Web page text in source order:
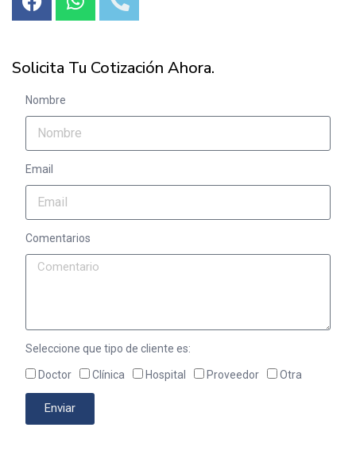
Solicita Tu Cotización Ahora.
Nombre
Email
Comentarios
Seleccione que tipo de cliente es:
Doctor Clínica Hospital Proveedor Otra
Enviar